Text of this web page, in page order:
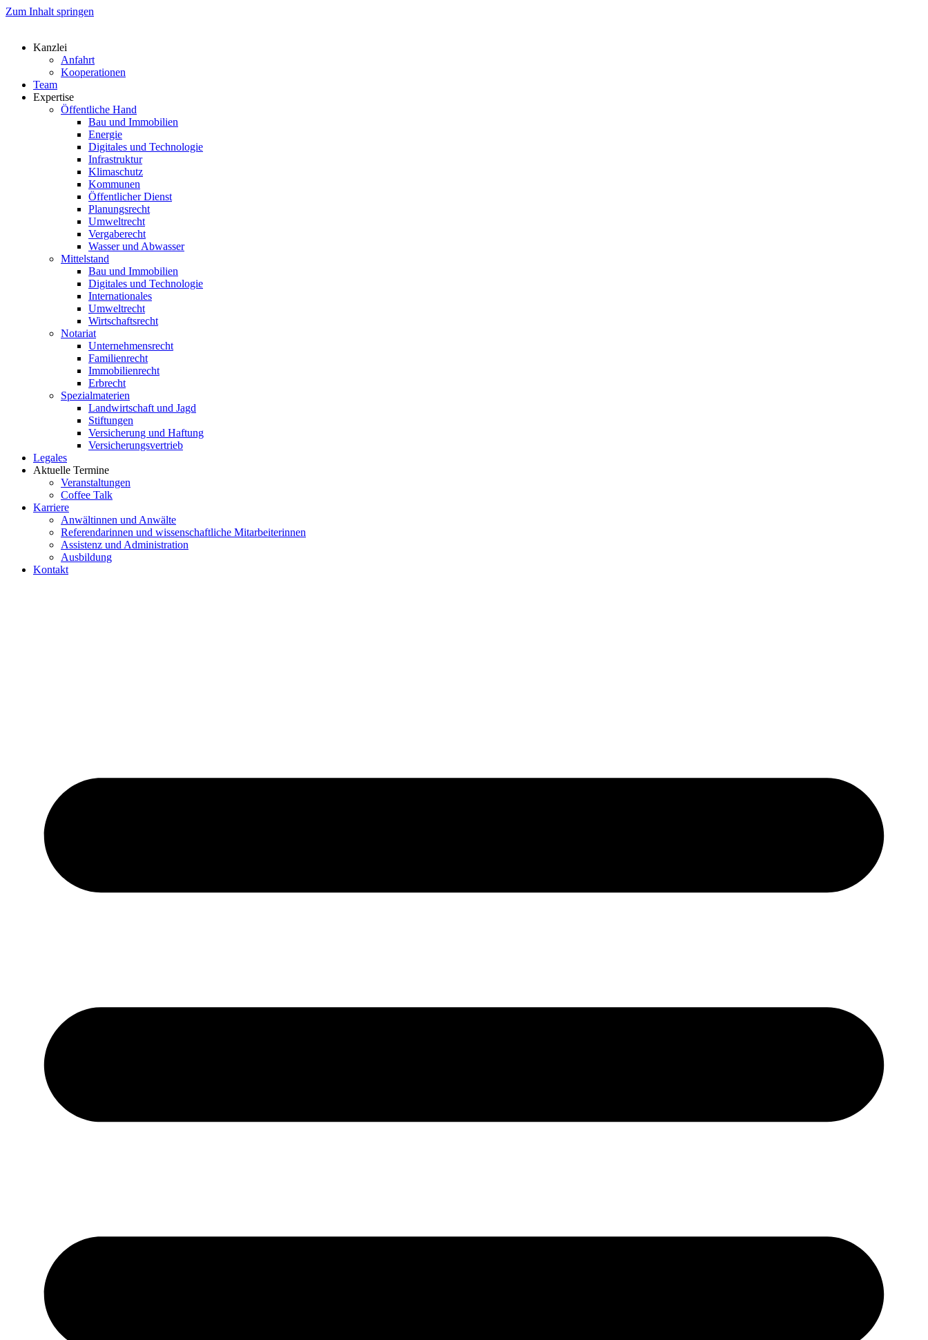
Zum Inhalt springen
Kanzlei
Anfahrt
Kooperationen
Team
Expertise
Öffentliche Hand
Bau und Immobilien
Energie
Digitales und Technologie
Infrastruktur
Klimaschutz
Kommunen
Öffentlicher Dienst
Planungsrecht
Umweltrecht
Vergaberecht
Wasser und Abwasser
Mittelstand
Bau und Immobilien
Digitales und Technologie
Internationales
Umweltrecht
Wirtschaftsrecht
Notariat
Unternehmensrecht
Familienrecht
Immobilienrecht
Erbrecht
Spezialmaterien
Landwirtschaft und Jagd
Stiftungen
Versicherung und Haftung
Versicherungsvertrieb
Legales
Aktuelle Termine
Veranstaltungen
Coffee Talk
Karriere
Anwältinnen und Anwälte
Referendarinnen und wissenschaftliche Mitarbeiterinnen
Assistenz und Administration
Ausbildung
Kontakt